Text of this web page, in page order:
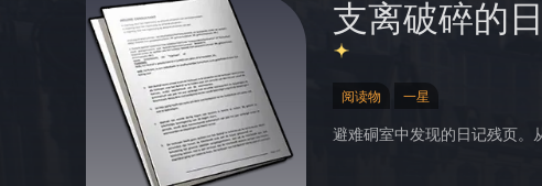
支离破碎的
阅读物 一星
避难硐室中发现的日记残页。